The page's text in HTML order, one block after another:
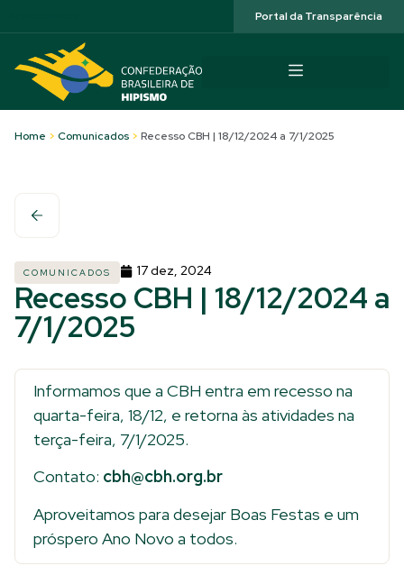
Portal da Transparência
Home > Comunicados > Recesso CBH | 18/12/2024 a 7/1/2025
COMUNICADOS 17 dez, 2024
Recesso CBH | 18/12/2024 a
7/1/2025
Informamos que a CBH entra em recesso na
quarta-feira, 18/12, e retorna às atividades na
terça-feira, 7/1/2025.
Contato: cbh@cbh.org.br
Aproveitamos para desejar Boas Festas e um
próspero Ano Novo a todos.